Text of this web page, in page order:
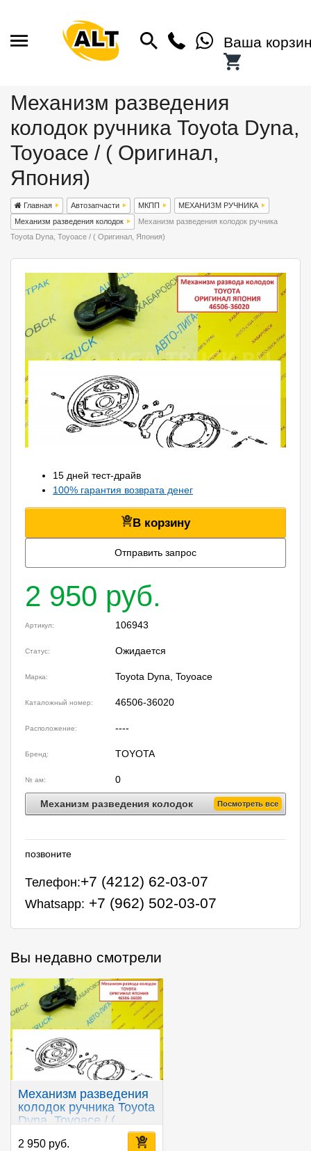
Ваша
Механизм разведения
колодок ручника Toyota Dyna,
Toyoace / ( Оригинал,
Япония)
Главная Автозапчасти МКПП
МЕХАНИЗМ РУЧНИКА
Механизм разведения колодок
Механизм разведения колодок ручника
Toyota Dyna, Toyoace / ( Оригинал, Япония)
15 дней тест-драйв
100% гарантия возврата денег
В корзину
Отправить запрос
2 950 руб.
Артикул: 106943
Статус: Ожидается
Марка: Toyota Dyna, Toyoace
Каталожный номер: 46506-36020
Расположение: ----
Бренд: TOYOTA
№ ам: 0
Механизм разведения колодок Посмотреть все
позвоните
Телефон:+7 (4212) 62-03-07
Whatsapp: +7 (962) 502-03-07
Вы недавно смотрели
Механизм разведения
колодок ручника Toyota
Dyna, Toyoace / (
Оригинал, Япония)
2 950 руб.